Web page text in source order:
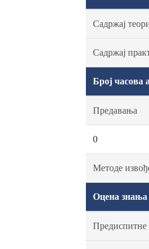
Садржај
Садржај
Број часова
Предавања
0
Методе
Оцена знања
Предиспитне